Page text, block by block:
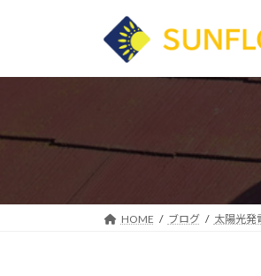
ン
ス
プ
ー
ン
動
HOME ブログ 太陽光発